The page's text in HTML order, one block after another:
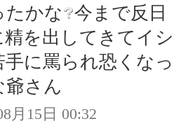
たかな
今まで反日
精を出してきてイシ
に罵られ恐くなっ
爺さん
月15日 00:32